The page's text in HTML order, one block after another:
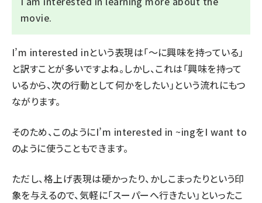
movie.
I’m interested inという表現は「～に興味を持っている」
と訳すことが多いですよね。しかし、これは「興味を持って
いるから、次の行動として何かをしたい」という流れにもつ
ながります。
そのため、このようにI’m interested in ~ingをI want to
のように使うこともできます。
ただし、格上げ表現は硬かったり、かしこまったりという印
象を与えるので、気軽に「スーパーへ行きたい」といったこ